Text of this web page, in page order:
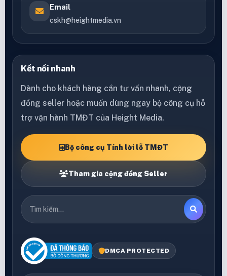
Email
cskh@heightmedia.vn
Kết nối nhanh
Dành cho khách hàng cần tư vấn nhanh, cộng
đồng seller hoặc muốn dùng ngay bộ công cụ hỗ
trợ vận hành TMĐT của Height Media.
Bộ công cụ Tính lời lỗ TMĐT
Tham gia cộng đồng Seller
DMCA PROTECTED